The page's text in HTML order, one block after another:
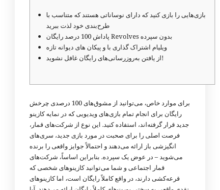
بازی‌هایی را بازی کنید که دارای نوساناتی هستند که متناسب با
طرح‌بندی خود لذت ببرید
پاداش 100 درصد رایگان Revolves بدون سپرده
ویلیام اشتراک گذاری با و پیکان های دیوانه تازه
از یافتن به‌روزرسانی‌های رایگان غافل نشوید!
برای موارد خاص، می‌توانید از مشوق‌های 100 درصدی چرخش
رایگان برای انجام تمام بازی‌های ویدیویی که در نمایه کازینو
جدید قرار گرفته‌اند، استفاده کنید. این نوع از شرکت‌های قمار،
فرصت اصلی را برای صحبت در مورد بازی جدید، سری‌های
انگیزشی باز ارائه می‌دهند و احتمالاً جوایز واقعی را برنده
می‌شوید – در عوض یک سپرده. بنابراین اساساً، شرکت‌های
قمار اجتماعی و شما می‌توانید کازینوهای شخصی که
قرعه‌کشی دارند، در واقع کاملاً رایگان است، اما کازینوهای